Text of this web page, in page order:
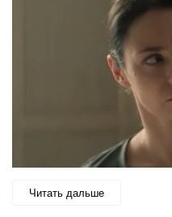
Читать дальше